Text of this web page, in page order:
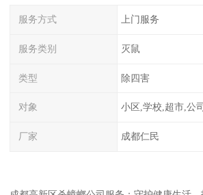
服务方式 上门服务
服务类别 灭鼠
类型 除四害
对象 小区,学校,超市,公司
厂家 成都仁民